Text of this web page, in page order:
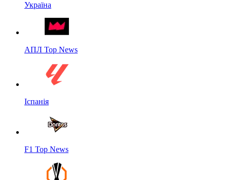
Україна
АПЛ Top News
Іспанія
F1 Top News